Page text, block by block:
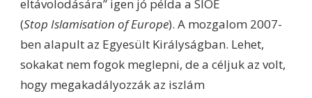
eltávolodására” igen jó példa a SIOE
(Stop Islamisation of Europe). A mozgalom 2007-
ben alapult az Egyesült Királyságban. Lehet,
sokakat nem fogok meglepni, de a céljuk az volt,
hogy megakadályozzák az iszlám